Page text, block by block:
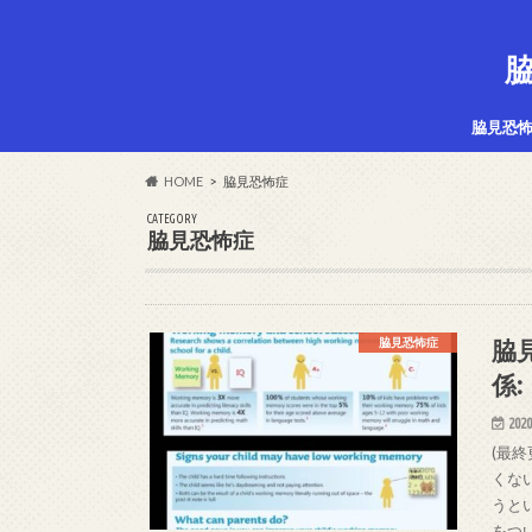
脇見恐
HOME 脇見恐怖症
CATEGORY
脇見恐怖症
脇見恐怖症
脇
係:
(最終
くな
うと